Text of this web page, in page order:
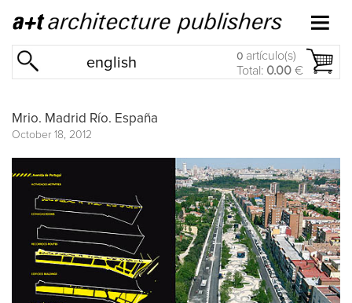
english 0 artículo(s)
Total: 0.00 €
Mrio. Madrid Río. España
October 18, 2012